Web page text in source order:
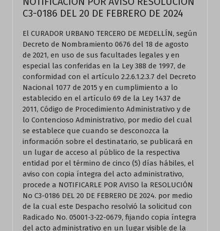
C3-0186 DEL 20 DE FEBRERO DE 2024
El CURADOR URBANO TERCERO DE MEDELLÍN, según
Decreto de Nombramiento 0676 del 18 de agosto
de 2021, en uso de sus facultades legales y en
especial las conferidas en la Ley 388 de 1997, de
conformidad con el artículo 2.2.6.1.2.3.7 del Decreto
Nacional 1077 de 2015 y en cumplimiento a lo
establecido en el artículo 69 de la Ley 1437 de
2011, Código de Procedimiento Administrativo y de
lo Contencioso Administrativo, por medio del cual
se establece que cuando se desconozca la
información sobre el destinatario, se publicará en
un lugar de acceso al público de la respectiva
entidad por el término de cinco (5) días hábiles, el
aviso con copia íntegra del acto administrativo,
procede a NOTIFICARLE POR AVISO la RESOLUCIÓN
No C3-0186 DEL 20 DE FEBRERO DE 2024. por medio
de la cual este Despacho resolvió la solicitud con
Radicado No. 05001-3-22-0679, fijando copia íntegra
del acto administrativo en un lugar visible de la